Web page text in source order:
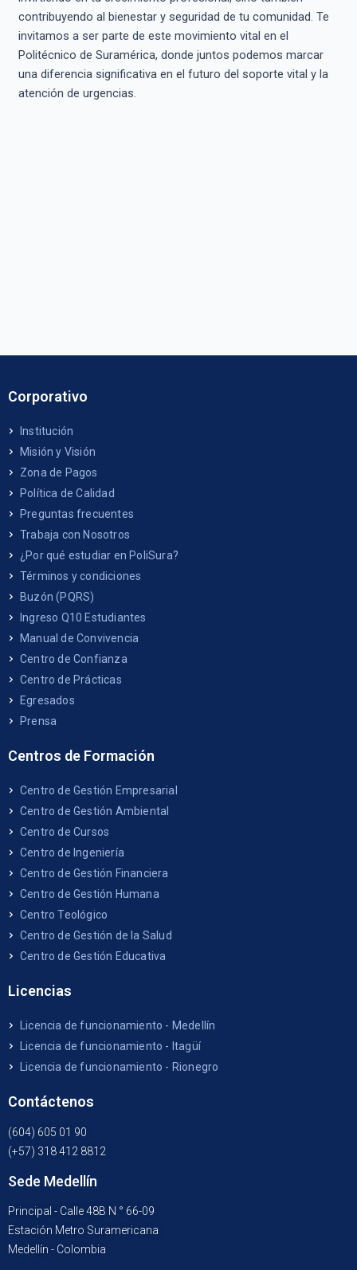
contribuyendo al bienestar y seguridad de tu comunidad. Te
invitamos a ser parte de este movimiento vital en el
Politécnico de Suramérica, donde juntos podemos marcar
una diferencia significativa en el futuro del soporte vital y la
atención de urgencias.
Corporativo
Institución
Misión y Visión
Zona de Pagos
Política de Calidad
Preguntas frecuentes
Trabaja con Nosotros
¿Por qué estudiar en PoliSura?
Términos y condiciones
Buzón (PQRS)
Ingreso Q10 Estudiantes
Manual de Convivencia
Centro de Confianza
Centro de Prácticas
Egresados
Prensa
Centros de Formación
Centro de Gestión Empresarial
Centro de Gestión Ambiental
Centro de Cursos
Centro de Ingeniería
Centro de Gestión Financiera
Centro de Gestión Humana
Centro Teológico
Centro de Gestión de la Salud
Centro de Gestión Educativa
Licencias
Licencia de funcionamiento - Medellín
Licencia de funcionamiento - Itagüí
Licencia de funcionamiento - Rionegro
Contáctenos
(604) 605 01 90
(+57) 318 412 8812
Sede Medellín
Principal - Calle 48B N ° 66-09
Estación Metro Suramericana
Medellín - Colombia